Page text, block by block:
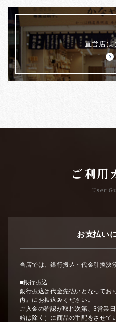
直営店は
ご利用
User
お支払い
当店では、銀行振込・代金引換決
■銀行振込
銀行振込は代金先払いとなってお
内』にお振込みください。
ご入金の確認が取れ次第、3営業
始は除く）に商品の手配をさせて